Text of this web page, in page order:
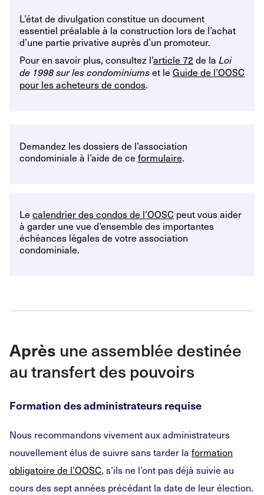
L’état de divulgation constitue un document
essentiel préalable à la construction lors de l’achat
d’une partie privative auprès d’un promoteur.
Pour en savoir plus, consultez l’article 72de la Loi
de 1998 sur les condominiumset le Guide de l’OOSC
pour les acheteurs de condos.
Demandez les dossiers de l’association
condominiale à l’aide de ce formulaire.
Le calendrier des condos de l’OOSC peut vous aider
à garder une vue d’ensemble des importantes
échéances légales de votre association
condominiale.
Après une assemblée destinée
au transfert des pouvoirs
Formation des administrateurs requise
Nous recommandons vivement aux administrateurs
nouvellement élus de suivre sans tarder la formation
obligatoire de l’OOSC, s’ils ne l’ont pas déjà suivie au
cours des sept années précédant la date de leur élection.